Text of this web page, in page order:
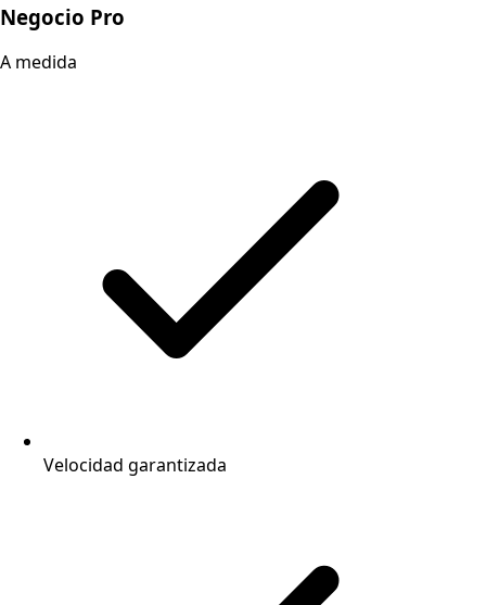
Negocio Pro
A medida
Velocidad garantizada